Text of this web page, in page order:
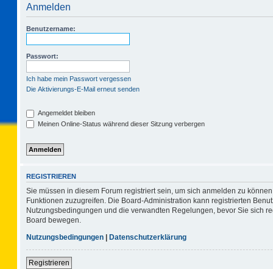
Anmelden
Benutzername:
Passwort:
Ich habe mein Passwort vergessen
Die Aktivierungs-E-Mail erneut senden
Angemeldet bleiben
Meinen Online-Status während dieser Sitzung verbergen
REGISTRIEREN
Sie müssen in diesem Forum registriert sein, um sich anmelden zu
Funktionen zuzugreifen. Die Board-Administration kann registrierten
Nutzungsbedingungen und die verwandten Regelungen, bevor Sie sich
Board bewegen.
Nutzungsbedingungen | Datenschutzerklärung
Registrieren